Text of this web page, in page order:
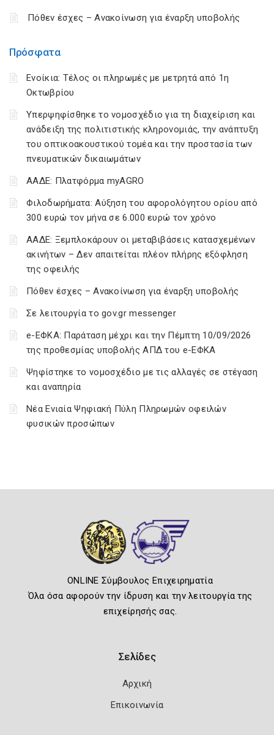
Πρόσφατα
Ενοίκια: Τέλος οι πληρωμές με μετρητά από 1η
Οκτωβρίου
Υπερψηφίσθηκε το νομοσχέδιο για τη διαχείριση και
ανάδειξη της πολιτιστικής κληρονομιάς, την ανάπτυξη
του οπτικοακουστικού τομέα και την προστασία των
πνευματικών δικαιωμάτων
ΑΑΔΕ: Πλατφόρμα myAGRO
Φιλοδωρήματα: Αύξηση του αφορολόγητου ορίου από
300 ευρώ τον μήνα σε 6.000 ευρώ τον χρόνο
ΑΑΔΕ: Ξεμπλοκάρουν οι μεταβιβάσεις κατασχεμένων
ακινήτων – Δεν απαιτείται πλέον πλήρης εξόφληση
της οφειλής
Πόθεν έσχες – Ανακοίνωση για έναρξη υποβολής
Σε λειτουργία το gov.gr messenger
e-ΕΦΚΑ: Παράταση μέχρι και την Πέμπτη 10/09/2026
της προθεσμίας υποβολής ΑΠΔ του e-ΕΦΚΑ
Ψηφίστηκε το νομοσχέδιο με τις αλλαγές σε στέγαση
και αναπηρία
Νέα Ενιαία Ψηφιακή Πύλη Πληρωμών οφειλών
φυσικών προσώπων
Πόθεν έσχες – Ανακοίνωση για έναρξη υποβολής
ONLINE Σύμβουλος Επιχειρηματία
Όλα όσα αφορούν την ίδρυση και την λειτουργία της
επιχείρησής σας.
Σελίδες
Αρχική
Επικοινωνία